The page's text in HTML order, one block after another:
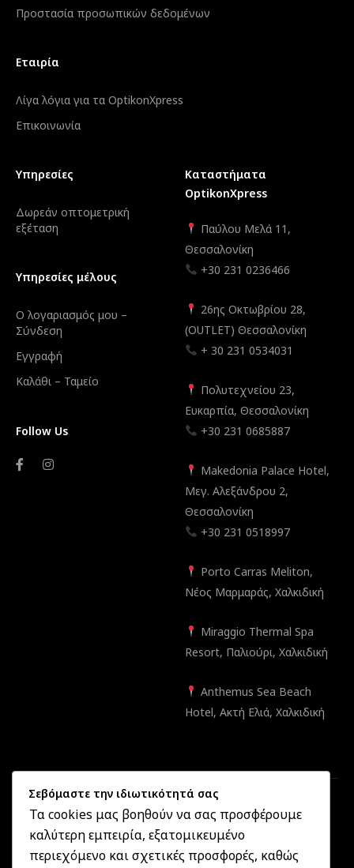
Προστασία προσωπικών δεδομένων
Εταιρία
Λίγα λόγια για τα OptikonXpress
Επικοινωνία
Υπηρεσίες
Δωρεάν οπτομετρική
εξέταση
Υπηρεσίες μέλους
Ο λογαριασμός μου –
Σύνδεση
Εγγραφή
Καλάθι – Ταμείο
Follow Us
Καταστήματα
OptikonXpress
Παύλου Μελά 11,
Θεσσαλονίκη
+30 231 0236466
26ης Οκτωβρίου 28,
(OUTLET) Θεσσαλονίκη
+ 30 231 0534031
Πολυτεχνείου 23,
Ευκαρπία, Θεσσαλονίκη
+30 231 0685887
Makedonia Palace Hotel,
Μεγ. Αλεξάνδρου 2,
Θεσσαλονίκη
+30 231 0518997
Porto Carras Meliton,
Νέος Μαρμαράς, Χαλκιδική
Miraggio Thermal Spa
Resort, Παλιούρι, Χαλκιδική
Anthemus Sea Beach
Hotel, Ακτή Ελιά, Χαλκιδική
Created by Informatique.gr2025 ©OptikonXpress.com
rights reserved
Σεβόμαστε την ιδιωτικότητά σας
Τα cookies μας βοηθούν να σας προσφέρουμε
καλύτερη εμπειρία, εξατομικευμένο
περιεχόμενο και σχετικές προσφορές, καθώς